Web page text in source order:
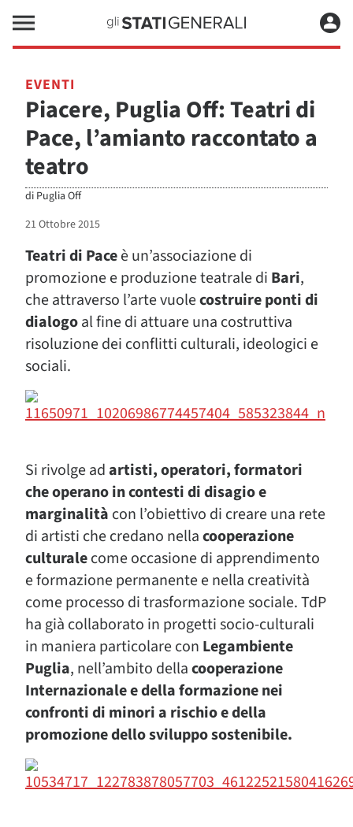
EVENTI
Piacere, Puglia Off: Teatri di
Pace, l’amianto raccontato a
teatro
di Puglia Off
21 Ottobre 2015
Teatri di Paceè un’associazione di
promozione e produzione teatrale di Bari,
che attraverso l’arte vuolecostruire ponti di
dialogoal fine di attuare una costruttiva
risoluzione dei conflitti culturali, ideologici e
sociali.
Si rivolge adartisti, operatori, formatori
che operano in contesti di disagio e
marginalità con l’obiettivo di creare una rete
di artisti che credano nellacooperazione
culturalecome occasione di apprendimento
e formazione permanente e nella creatività
come processo di trasformazione sociale. TdP
ha già collaborato in progetti socio-culturali
in maniera particolare con Legambiente
Puglia, nell’ambito dellacooperazione
Internazionale e della formazione nei
confronti di minori a rischio e della
promozione dello sviluppo sostenibile.